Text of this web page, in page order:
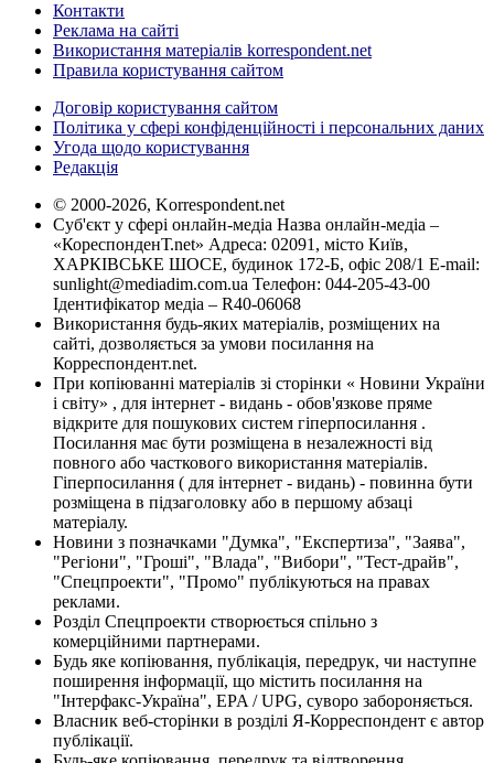
Контакти
Реклама на сайті
Використання матеріалів korrespondent.net
Правила користування сайтом
Договір користування сайтом
Політика у сфері конфіденційності і персональних даних
Угода щодо користування
Редакція
© 2000-2026, Korrespondent.net
Суб'єкт у сфері онлайн-медіа Назва онлайн-медіа –
«КореспонденТ.net» Адреса: 02091, місто Київ,
ХАРКІВСЬКЕ ШОСЕ, будинок 172-Б, офіс 208/1 E-mail:
sunlight@mediadim.com.ua Телефон: 044-205-43-00
Ідентифікатор медіа – R40-06068
Використання будь-яких матеріалів, розміщених на
сайті, дозволяється за умови посилання на
Корреспондент.net.
При копіюванні матеріалів зі сторінки « Новини України
і світу» , для інтернет - видань - обов'язкове пряме
відкрите для пошукових систем гіперпосилання .
Посилання має бути розміщена в незалежності від
повного або часткового використання матеріалів.
Гіперпосилання ( для інтернет - видань) - повинна бути
розміщена в підзаголовку або в першому абзаці
матеріалу.
Новини з позначками "Думка", "Експертиза", "Заява",
"Регіони", "Гроші", "Влада", "Вибори", "Тест-драйв",
"Спецпроекти", "Промо" публікуються на правах
реклами.
Розділ Спецпроекти створюється спільно з
комерційними партнерами.
Будь яке копіювання, публікація, передрук, чи наступне
поширення інформації, що містить посилання на
"Інтерфакс-Україна", EPA / UPG, суворо забороняється.
Власник веб-сторінки в розділі Я-Корреспондент є автор
публікації.